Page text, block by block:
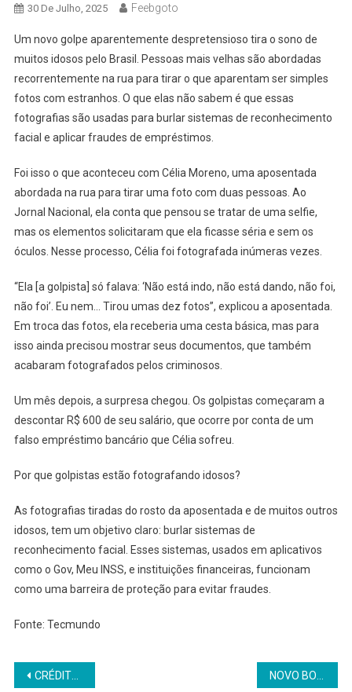
30 De Julho, 2025 Feebgoto
Um novo golpe aparentemente despretensioso tira o sono de
muitos idosos pelo Brasil. Pessoas mais velhas são abordadas
recorrentemente na rua para tirar o que aparentam ser simples
fotos com estranhos. O que elas não sabem é que essas
fotografias são usadas para burlar sistemas de reconhecimento
facial e aplicar fraudes de empréstimos.
Foi isso o que aconteceu com Célia Moreno, uma aposentada
abordada na rua para tirar uma foto com duas pessoas. Ao
Jornal Nacional, ela conta que pensou se tratar de uma selfie,
mas os elementos solicitaram que ela ficasse séria e sem os
óculos. Nesse processo, Célia foi fotografada inúmeras vezes.
“Ela [a golpista] só falava: ‘Não está indo, não está dando, não foi,
não foi’. Eu nem… Tirou umas dez fotos”, explicou a aposentada.
Em troca das fotos, ela receberia uma cesta básica, mas para
isso ainda precisou mostrar seus documentos, que também
acabaram fotografados pelos criminosos.
Um mês depois, a surpresa chegou. Os golpistas começaram a
descontar R$ 600 de seu salário, que ocorre por conta de um
falso empréstimo bancário que Célia sofreu.
Por que golpistas estão fotografando idosos?
As fotografias tiradas do rosto da aposentada e de muitos outros
idosos, tem um objetivo claro: burlar sistemas de
reconhecimento facial. Esses sistemas, usados em aplicativos
como o Gov, Meu INSS, e instituições financeiras, funcionam
como uma barreira de proteção para evitar fraudes.
Fonte: Tecmundo
Navegação
CRÉDITO DESACELERA, INADIMPLÊNCIA ELEVADA: OS DADOS DO BC QUE DESANIMARAM OS BANCOS